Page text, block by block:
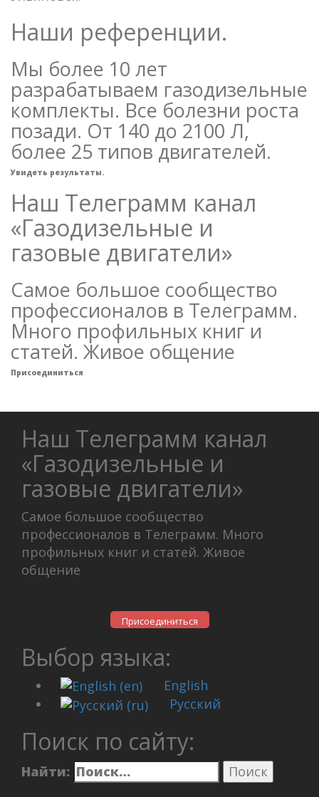
Наши референции.
Мы более 10 лет
разрабатываем газодизельные
комплекты. Все болезни роста
позади. От 140 до 2100 Л,
более 25 типов двигателей.
Увидеть результаты.
Наш Телеграмм канал
«Газодизельные и
газовые двигатели»
Самое большое сообщество
профессионалов в Телеграмм.
Много профильных книг и
статей. Живое общение
Присоединиться
Наш Телеграмм канал
«Газодизельные и
газовые двигатели»
Самое большое сообщество
профессионалов в Телеграмм. Много
профильных книг и статей. Живое
общение
Присоединиться
Выбор языка:
English
Русский
Поиск по сайту:
Найти: